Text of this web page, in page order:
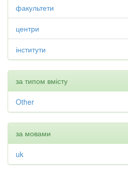
факультети
центри
інститути
за типом вмісту
Other
за мовами
uk